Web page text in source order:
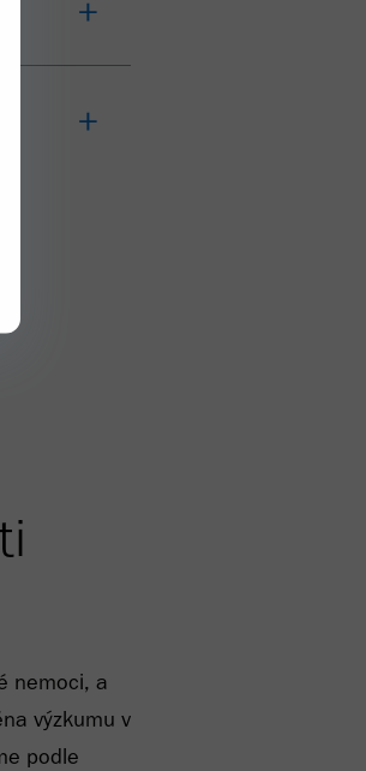
nemoci, a
výzkumu v
podle